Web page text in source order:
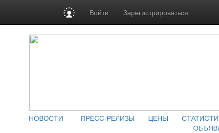
Войти Зарегистрироваться
НОВОСТИ ПРЕСС-РЕЛИЗЫ ЦЕНЫ